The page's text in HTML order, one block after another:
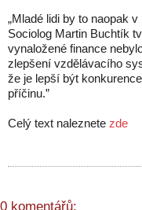
„Mladé lidi by to naopak
Sociolog Martin Buchtík
vynaložené finance
zlepšení vzdělávacího
že je lepší být
příčinu.”
Celý text naleznete zde
0 komentářů: